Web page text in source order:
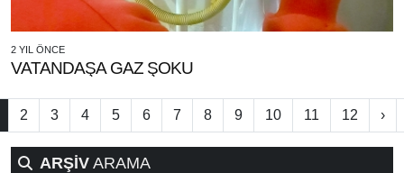
2 YIL ÖNCE
VATANDAŞA GAZ ŞOKU
2 3 4 5 6 7 8 9 10 11 12 ›
ARŞİV ARAMA